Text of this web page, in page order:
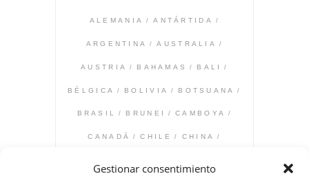
Gestionar consentimiento
ALEMANIA ANTÁRTIDA
ARGENTINA AUSTRALIA
AUSTRIA BAHAMAS BALI
BÉLGICA BOLIVIA BOTSUANA
BRASIL BRUNEI CAMBOYA
CANADÁ CHILE CHINA